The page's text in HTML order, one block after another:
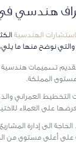
هندسي
الهندسية
والتي نوضح منها ما يلي:
تصميمات هندسية
المملكة.
العمراني والذي
على العملاء
الى إدارة
على أعلى مستوى من